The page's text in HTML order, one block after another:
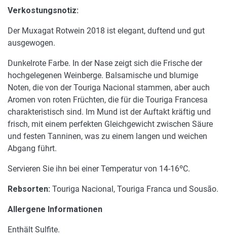
Verkostungsnotiz:
Der Muxagat Rotwein 2018 ist elegant, duftend und gut
ausgewogen.
Dunkelrote Farbe. In der Nase zeigt sich die Frische der
hochgelegenen Weinberge. Balsamische und blumige
Noten, die von der Touriga Nacional stammen, aber auch
Aromen von roten Früchten, die für die Touriga Francesa
charakteristisch sind. Im Mund ist der Auftakt kräftig und
frisch, mit einem perfekten Gleichgewicht zwischen Säure
und festen Tanninen, was zu einem langen und weichen
Abgang führt.
Servieren Sie ihn bei einer Temperatur von 14-16ºC.
Rebsorten: Touriga Nacional, Touriga Franca und Sousão.
Allergene Informationen
Enthält Sulfite.